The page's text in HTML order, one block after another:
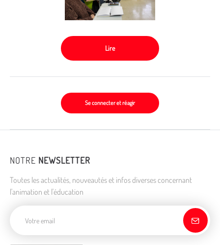
Lire
Se connecter et réagir
NOTRE NEWSLETTER
Toutes les actualités, nouveautés et infos diverses concernant
l'animation et l'éducation